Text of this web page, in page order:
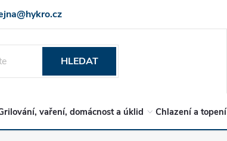
Postup při reklamaci -jak zboží vrátit?
HLEDAT
vaření, domácnost a úklid Chlazení a topení